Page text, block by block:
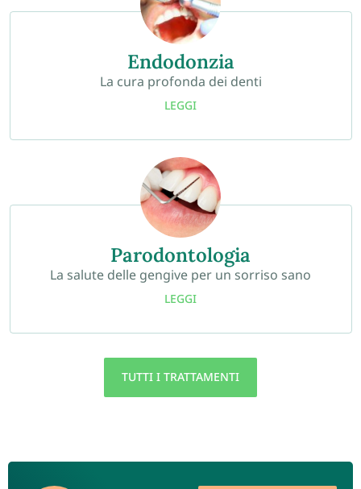
Endodonzia
La cura profonda dei denti
LEGGI
Parodontologia
La salute delle gengive per un sorriso sano
LEGGI
TUTTI I TRATTAMENTI